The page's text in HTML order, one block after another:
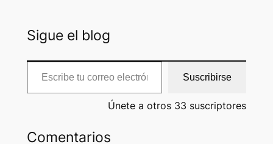
Sigue el blog
Escribe tu correo electrónico…
Suscribirse
Únete a otros 33 suscriptores
Comentarios